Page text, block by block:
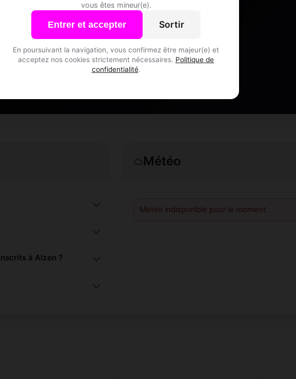
vous êtes mineur(e).
Entrer et accepter Sortir
En poursuivant la navigation, vous confirmez être majeur(e) et
acceptez nos cookies strictement nécessaires. Politique de
confidentialité.
Speed Dating à Alzen
Rejoins les membres de Alzen et des alentours !
S'inscrire gratuitement
à Alzen ?
Météo
Météo indisponible pour le moment.